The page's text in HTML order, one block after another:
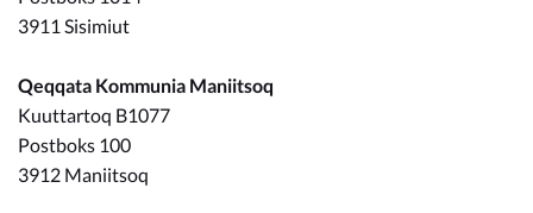
3911 Sisimiut
Qeqqata Kommunia Maniitsoq
Kuuttartoq B1077
Postboks 100
3912 Maniitsoq